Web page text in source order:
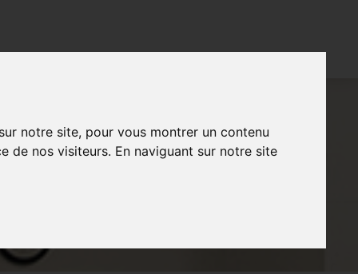
notre site, pour vous montrer un contenu
de nos visiteurs. En naviguant sur notre site